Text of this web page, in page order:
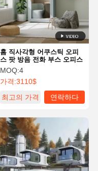
홈 직사각형 어쿠스틱 오피
스 팟 방음 전화 부스 오피스
MOQ:4
가격:3110$
최고의 가격
연락하다